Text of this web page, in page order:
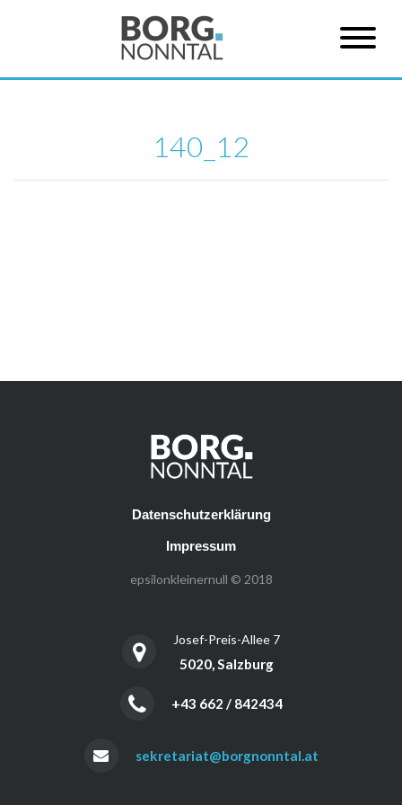
140_12
Datenschutzerklärung
Impressum
epsilonkleinernull © 2018
Josef-Preis-Allee 7
5020, Salzburg
+43 662 / 842434
sekretariat@borgnonntal.at